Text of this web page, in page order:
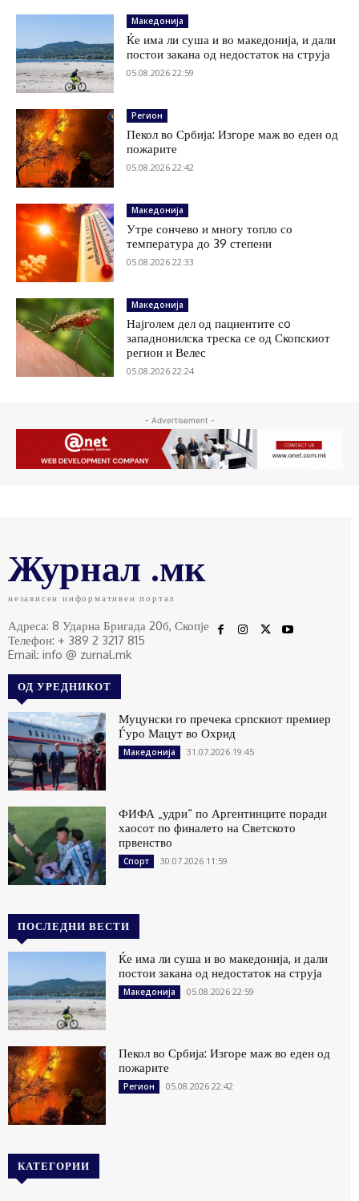
Македонија
Ќе има ли суша и во македонија, и дали
постои закана од недостаток на струја
05.08.2026 22:59
Регион
Пекол во Србија: Изгоре маж во еден од
пожарите
05.08.2026 22:42
Македонија
Утре сончево и многу топло со
температура до 39 степени
05.08.2026 22:33
Македонија
Најголем дел од пациентите сo
западнонилска треска се од Скопскиот
регион и Велес
05.08.2026 22:24
- Advertisement -
Журнал .мк
независен информативен портал
Адреса: 8 Ударна Бригада 20б, Скопје
Телефон: + 389 2 3217 815
Email: info @ zurnal.mk
ОД УРЕДНИКОТ
Муцунски го пречека српскиот премиер
Ѓуро Мацут во Охрид
Македонија 31.07.2026 19:45
ФИФА „удри“ по Аргентинците поради
хаосот по финалето на Светското
првенство
Спорт 30.07.2026 11:59
ПОСЛЕДНИ ВЕСТИ
Ќе има ли суша и во македонија, и дали
постои закана од недостаток на струја
Македонија 05.08.2026 22:59
Пекол во Србија: Изгоре маж во еден од
пожарите
Регион 05.08.2026 22:42
КАТЕГОРИИ